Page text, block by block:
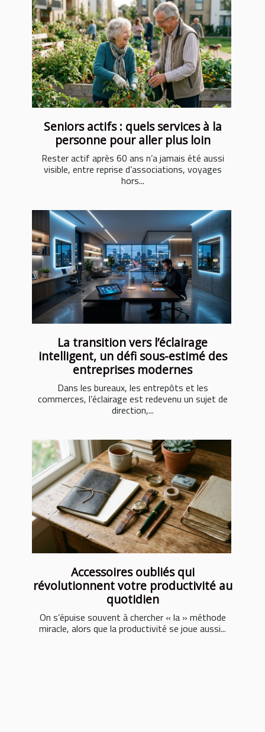
Seniors actifs : quels services à la
personne pour aller plus loin
Rester actif après 60 ans n’a jamais été aussi
visible, entre reprise d’associations, voyages
hors...
La transition vers l’éclairage
intelligent, un défi sous-estimé des
entreprises modernes
Dans les bureaux, les entrepôts et les
commerces, l’éclairage est redevenu un sujet de
direction,...
Accessoires oubliés qui
révolutionnent votre productivité au
quotidien
On s’épuise souvent à chercher « la » méthode
miracle, alors que la productivité se joue aussi...